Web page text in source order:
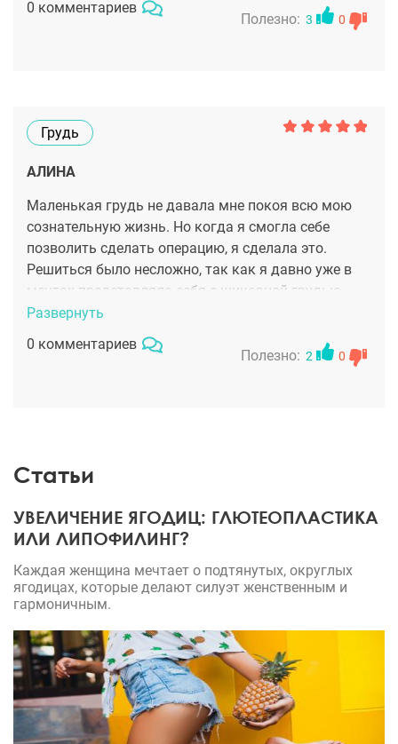
0 комментариев
Полезно: 3 0
Грудь
АЛИНА
Маленькая грудь не давала мне покоя всю мою
сознательную жизнь. Но когда я смогла себе
позволить сделать операцию, я сделала это.
Решиться было несложно, так как я давно уже в
мечтах представляла себя с шикарной грудью
третьего размера) А вот хирурга я искала долго.
Работы Леснякова увидела в интернете и поняла,
что именно ему доверю работу над своим телом.
очень довольна, грудь смотрится естественно.
Развернуть
0 комментариев
Полезно: 2 0
Статьи
УВЕЛИЧЕНИЕ ЯГОДИЦ: ГЛЮТЕОПЛАСТИКА
ИЛИ ЛИПОФИЛИНГ?
Каждая женщина мечтает о подтянутых, округлых
ягодицах, которые делают силуэт женственным и
гармоничным.